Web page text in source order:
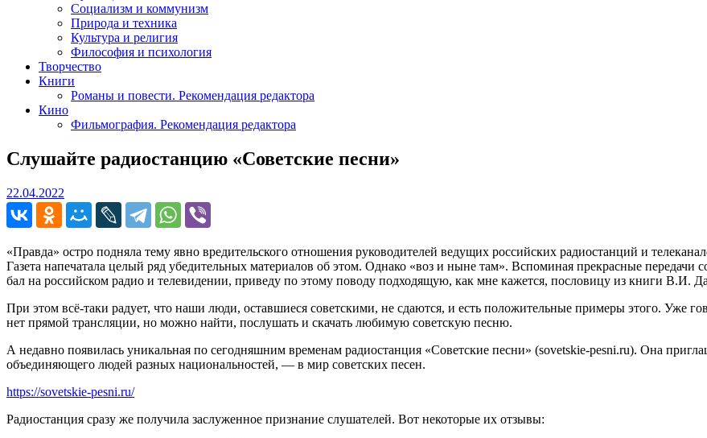
Социализм и коммунизм
Природа и техника
Культура и религия
Философия и психология
Творчество
Книги
Романы и повести. Рекомендация редактора
Кино
Фильмография. Рекомендация редактора
Слушайте радиостанцию «Советские песни»
22.04.2022
«Правда» остро подняла тему явно вредительского отношения руководителей ведущих российских радиостанций и
Газета напечатала целый ряд убедительных материалов об этом. Однако «воз и ныне там». Вспоминая прекрасные передачи
бал на российском радио и телевидении, приведу по этому поводу подходящую, как мне кажется, пословицу из книги В.И.
При этом всё-таки радует, что наши люди, оставшиеся советскими, не сдаются, и есть положительные примеры этого. Уже
нет прямой трансляции, но можно найти, послушать и скачать любимую советскую песню.
А недавно появилась уникальная по сегодняшним временам радиостанция «Советские песни» (sovetskie-pesni.ru). Она
объединяющего людей разных национальностей, — в мир советских песен.
https://sovetskie-pesni.ru/
Радиостанция сразу же получила заслуженное признание слушателей. Вот некоторые их отзывы: